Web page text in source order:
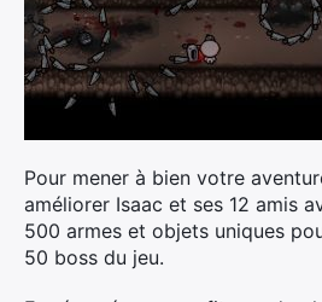
Pour mener à bien votre
améliorer Isaac et ses 12 amis
500 armes et objets uniques
50 boss du jeu.